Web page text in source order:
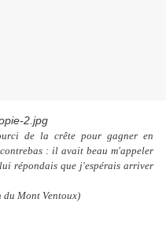
de la crête pour gagner en
: il avait beau m'appeler
répondais que j'espérais arriver
du Mont Ventoux)